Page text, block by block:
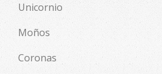
Unicornio
Moños
Coronas